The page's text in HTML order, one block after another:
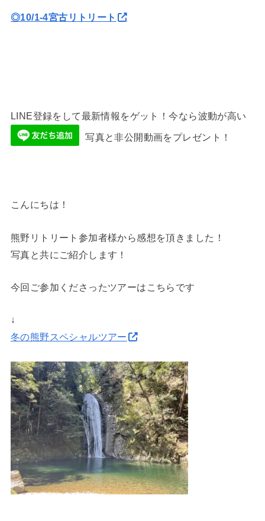
◎10/1-4宮古リトリート
LINE登録をして最新情報をゲット！今なら波動が高い
写真と非公開動画をプレゼント！
こんにちは！
熊野リトリート参加者様から感想を頂きました！
写真と共にご紹介します！
今回ご参加くださったツアーはこちらです
↓
冬の熊野スペシャルツアー